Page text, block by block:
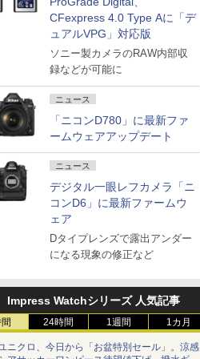
CFexpress 4.0 Type Aに「デ
ュアルVPG」対応版
ソニー製カメラのRAW内部収
録などが可能に
ニュース
「ニコンD780」に最新ファ
ームウェアアップデート
ニュース
デジタル一眼レフカメラ「ニ
コンD6」に最新ファームウ
ェア
Dタイプレンズで露出アンダー
になる現象の修正など
Impress Watchシリーズ 人気記事
24時間 1週間 1カ月
ニクロ、今日から「お盆特別セール」。涼感